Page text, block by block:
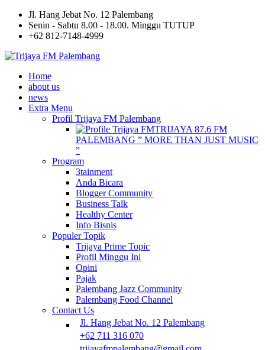
Jl. Hang Jebat No. 12 Palembang
Senin - Sabtu 8.00 - 18.00. Minggu TUTUP
+62 812-7148-4999
Home
about us
news
Extra Menu
Profil Trijaya FM Palembang
TRIJAYA 87.6 FM
PALEMBANG ” MORE THAN JUST MUSIC
”
Program
3tainment
Anda Bicara
Blogger Community
Business Talk
Healthy Center
Info Bisnis
Populer Topik
Trijaya Prime Topic
Profil Minggu Ini
Opini
Pajak
Palembang Jazz Community
Palembang Food Channel
Contact Us
Jl. Hang Jebat No. 12 Palembang
+62 711 316 070